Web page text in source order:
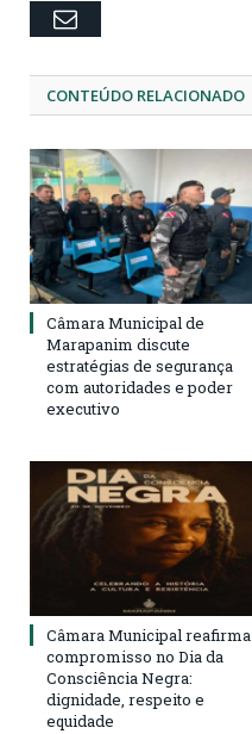
Email
CONTEÚDO RELACIONADO
Câmara Municipal de
Marapanim discute
estratégias de segurança
com autoridades e poder
executivo
Câmara Municipal reafirma
compromisso no Dia da
Consciência Negra:
dignidade, respeito e
equidade